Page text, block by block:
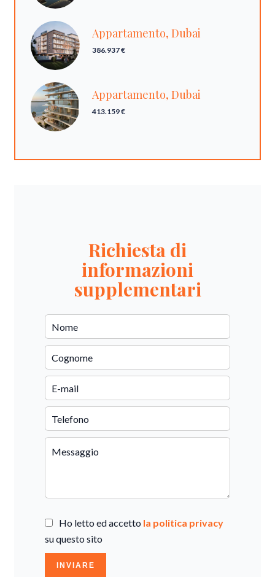
Appartamento, Dubai
386.937 €
Appartamento, Dubai
413.159 €
Richiesta di
informazioni
supplementari
Ho letto ed accetto la politica privacy
su questo sito
INVIARE